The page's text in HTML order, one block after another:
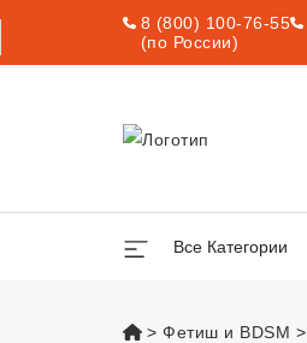
8 (800) 100-76-55
(по России)
Все Категории
vsexshop.ru
Фетиш и BDSM